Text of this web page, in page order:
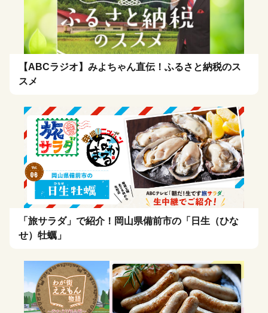
【ABCラジオ】みよちゃん直伝！ふるさと納税のス
スメ
「旅サラダ」で紹介！岡山県備前市の「日生（ひな
せ）牡蠣」